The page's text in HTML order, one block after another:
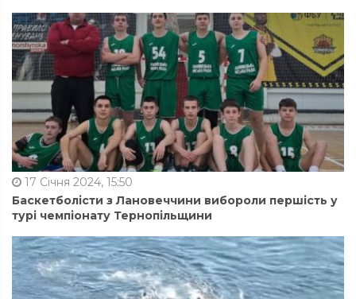
17 Січня 2024, 15:50
Баскетболісти з Лановеччини вибороли першість у
турі чемпіонату Тернопільщини